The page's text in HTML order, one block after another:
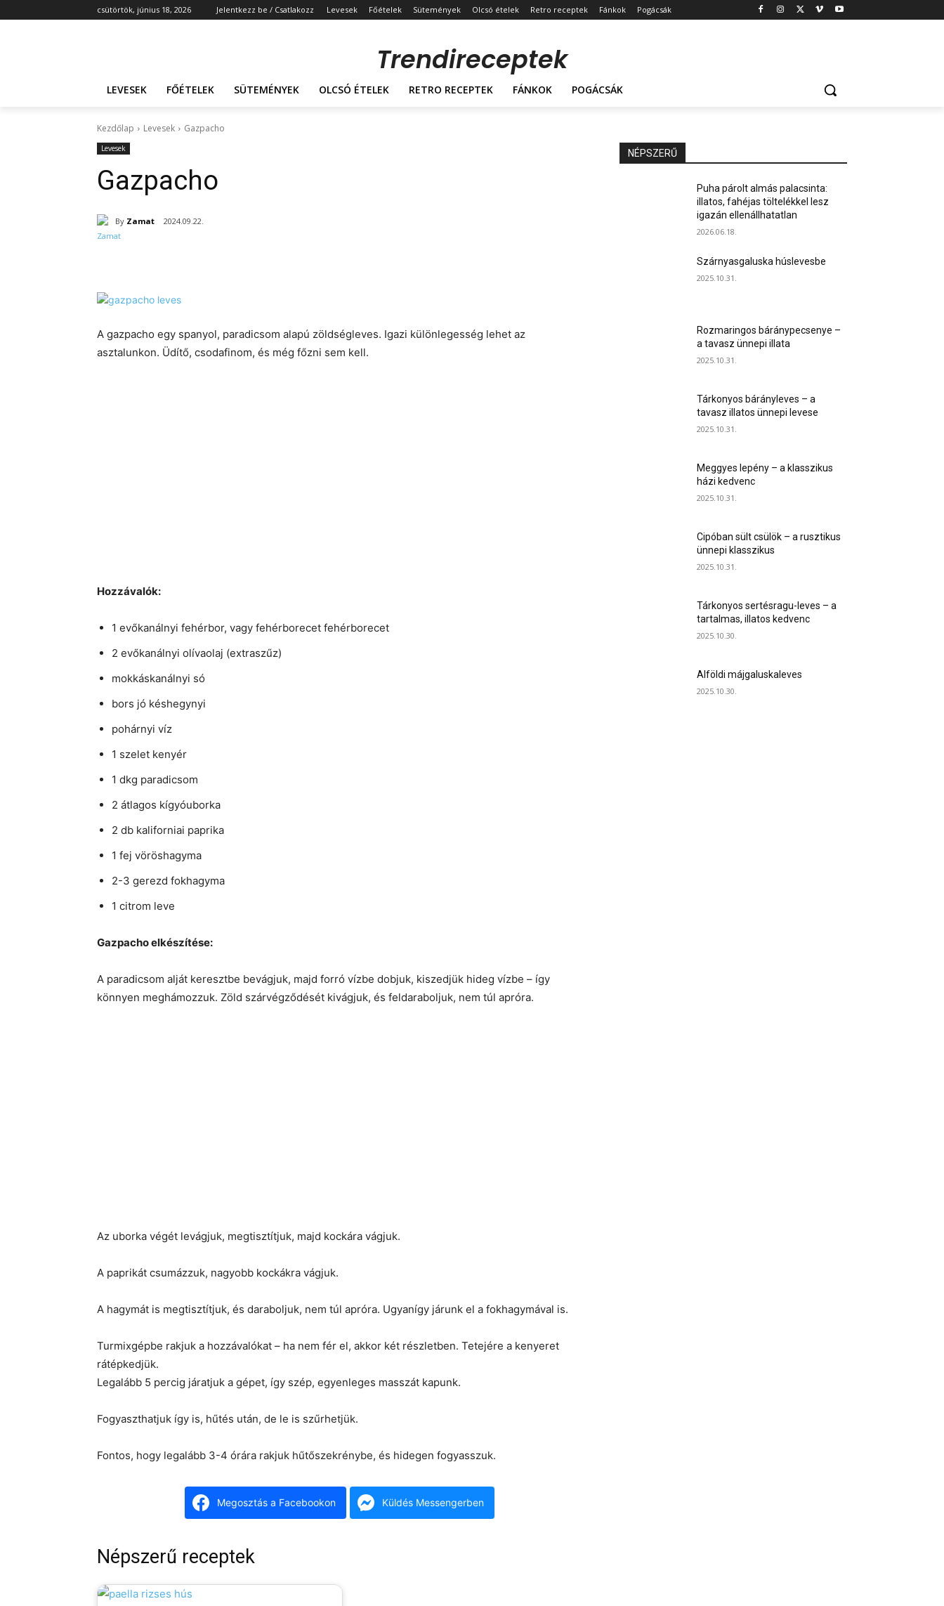
csütörtök, június 18, 2026 Jelentkezz be / Csatlakozz Levesek Főételek Sütemények Olcsó ételek Retro receptek Fánkok Pogácsák
Trendireceptek
LEVESEK FŐÉTELEK SÜTEMÉNYEK OLCSÓ ÉTELEK RETRO RECEPTEK FÁNKOK POGÁCSÁK
Kezdőlap Levesek Gazpacho
Levesek
Gazpacho
By Zamat 2024.09.22.
A gazpacho egy spanyol, paradicsom alapú zöldségleves. Igazi különlegesség lehet az
asztalunkon. Üdítő, csodafinom, és még főzni sem kell.
Hozzávalók:
1 evőkanálnyi fehérbor, vagy fehérborecet fehérborecet
2 evőkanálnyi olívaolaj (extraszűz)
mokkáskanálnyi só
bors jó késhegynyi
pohárnyi víz
1 szelet kenyér
1 dkg paradicsom
2 átlagos kígyóuborka
2 db kaliforniai paprika
1 fej vöröshagyma
2-3 gerezd fokhagyma
1 citrom leve
Gazpacho elkészítése:
A paradicsom alját keresztbe bevágjuk, majd forró vízbe dobjuk, kiszedjük hideg vízbe – így
könnyen meghámozzuk. Zöld szárvégződését kivágjuk, és feldaraboljuk, nem túl apróra.
Az uborka végét levágjuk, megtisztítjuk, majd kockára vágjuk.
A paprikát csumázzuk, nagyobb kockákra vágjuk.
A hagymát is megtisztítjuk, és daraboljuk, nem túl apróra. Ugyanígy járunk el a fokhagymával is.
Turmixgépbe rakjuk a hozzávalókat – ha nem fér el, akkor két részletben. Tetejére a kenyeret
rátépkedjük.
Legalább 5 percig járatjuk a gépet, így szép, egyenleges masszát kapunk.
Fogyaszthatjuk így is, hűtés után, de le is szűrhetjük.
Fontos, hogy legalább 3-4 órára rakjuk hűtőszekrénybe, és hidegen fogyasszuk.
Megosztás a Facebookon Küldés Messengerben
Népszerű receptek
NÉPSZERŰ
Puha párolt almás palacsinta:
illatos, fahéjas töltelékkel lesz
igazán ellenállhatatlan
2026.06.18.
Szárnyasgaluska húslevesbe
2025.10.31.
Rozmaringos báránypecsenye –
a tavasz ünnepi illata
2025.10.31.
Tárkonyos bárányleves – a
tavasz illatos ünnepi levese
2025.10.31.
Meggyes lepény – a klasszikus
házi kedvenc
2025.10.31.
Cipóban sült csülök – a rusztikus
ünnepi klasszikus
2025.10.31.
Tárkonyos sertésragu-leves – a
tartalmas, illatos kedvenc
2025.10.30.
Alföldi májgaluskaleves
2025.10.30.